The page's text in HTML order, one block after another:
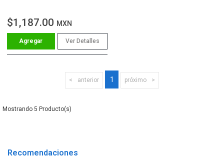
$1,187.00 MXN
Ver Detalles
anterior 1 próximo
5
Recomendaciones